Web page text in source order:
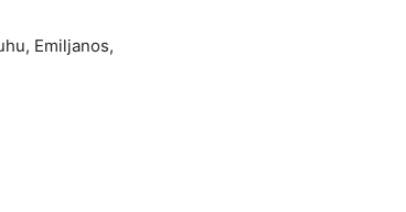
Emiljanos,